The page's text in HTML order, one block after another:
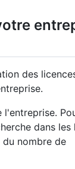
des
l'entreprise.
dans les
nombre de